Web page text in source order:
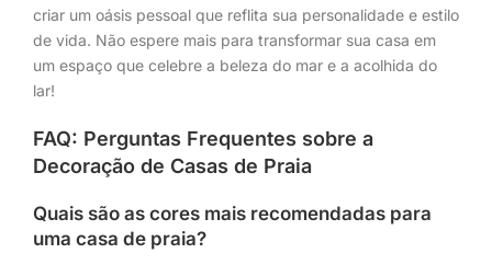
criar um oásis pessoal que reflita sua personalidade e estilo
de vida. Não espere mais para transformar sua casa em
um espaço que celebre a beleza do mar e a acolhida do
lar!
FAQ: Perguntas Frequentes sobre a
Decoração de Casas de Praia
Quais são as cores mais recomendadas para
uma casa de praia?